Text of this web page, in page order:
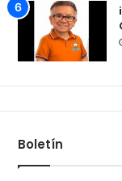
Boletín